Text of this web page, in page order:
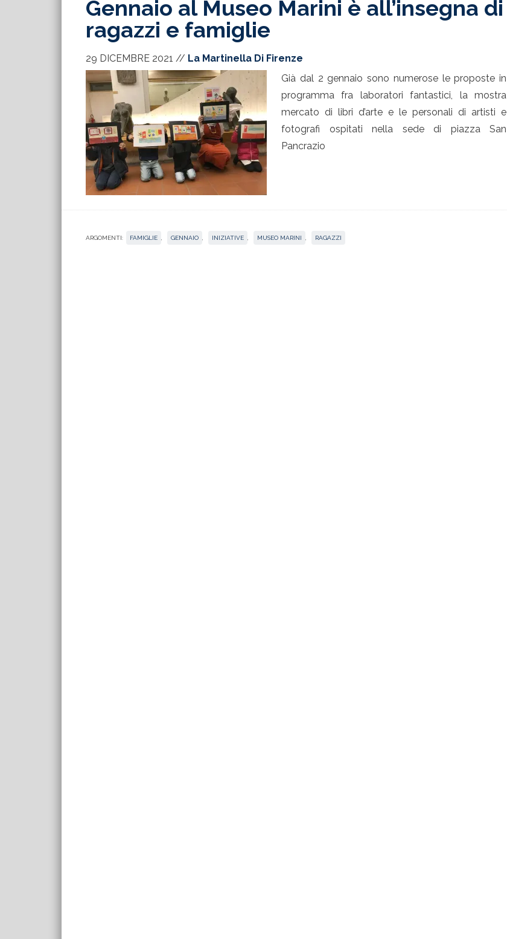
Gennaio al Museo Marini è all’insegna di
ragazzi e famiglie
29 DICEMBRE 2021 // La Martinella Di Firenze
Già dal 2 gennaio sono numerose le proposte in
programma fra laboratori fantastici, la mostra
mercato di libri d’arte e le personali di artisti e
fotografi ospitati nella sede di piazza San
Pancrazio
ARGOMENTI: FAMIGLIE GENNAIO INIZIATIVE MUSEO MARINI RAGAZZI